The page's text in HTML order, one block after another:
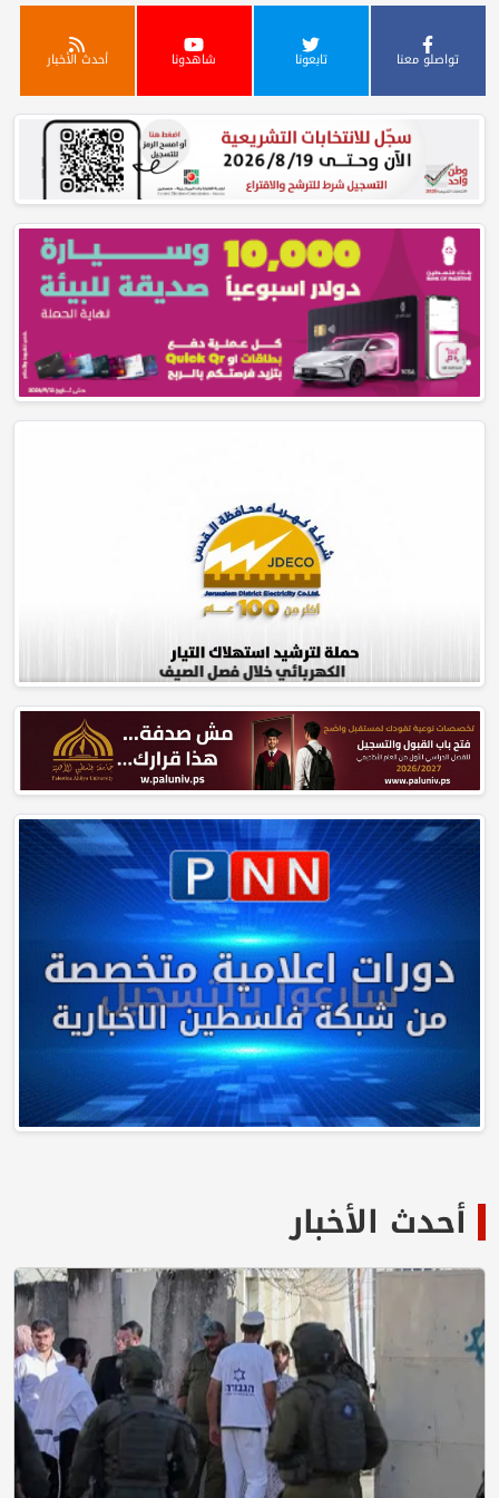
تابعونا شاهدونا أحدث الأخبار